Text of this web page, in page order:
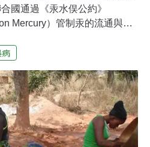
國通過《汞水俣公約》
Mercury）管制汞的流通與應
推動計畫」。今年6月環保署
化汞管理措施。為進一步與國
2019國際化學品與汞管理研討
蘭、瑞典、印尼、越南與日本
各國管制化學品的經驗以及執
相對具體的國際公約 《汞水俣